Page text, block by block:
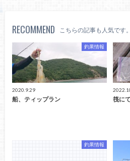
RECOMMEND こちらの記事も人気です。
釣果情報
2020.9.29
船、ティップラン 筏にて
釣果情報